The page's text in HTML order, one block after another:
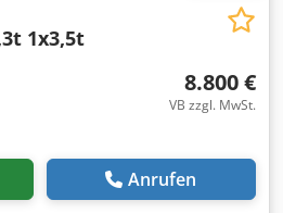
1x3,5t
8.800 €
VB zzgl. MwSt.
Anrufen